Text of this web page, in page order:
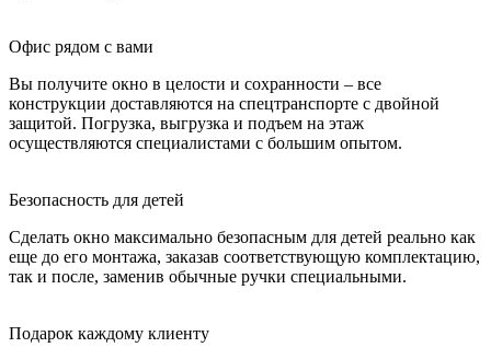
Офис рядом с вами
Вы получите окно в целости и сохранности – все
конструкции доставляются на спецтранспорте с двойной
защитой. Погрузка, выгрузка и подъем на этаж
осуществляются специалистами с большим опытом.
Безопасность для детей
Сделать окно максимально безопасным для детей реально как
еще до его монтажа, заказав соответствующую комплектацию,
так и после, заменив обычные ручки специальными.
Подарок каждому клиенту